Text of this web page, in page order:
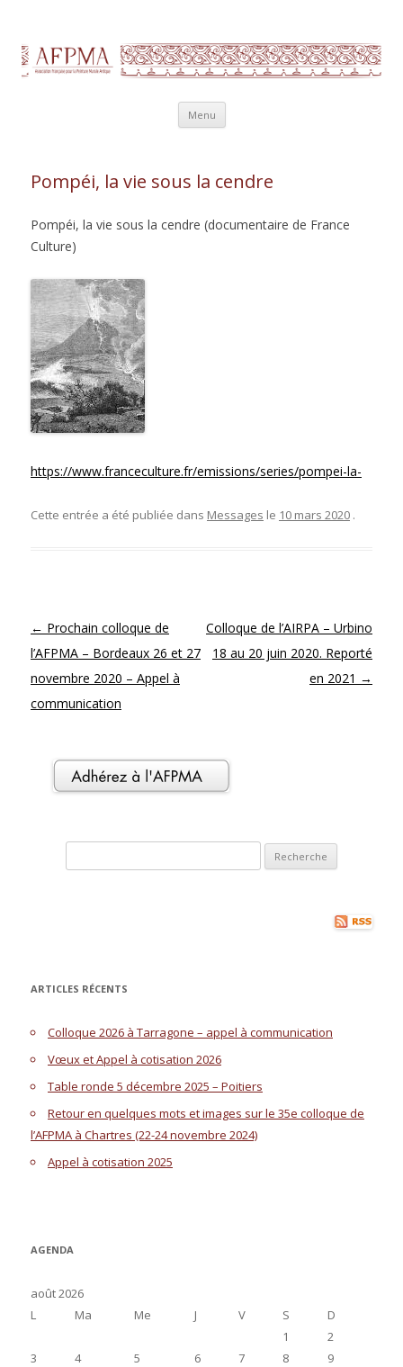
la peinture murale antique
fresques, stucs, peintures murales.
Menu Aller au contenu principal
Pompéi, la vie sous la cendre
Pompéi, la vie sous la cendre (documentaire de France
Culture)
https://www.franceculture.fr/emissions/series/pompei-la-
Cette entrée a été publiée dans Messages le 10 mars 2020 .
Navigation des articles
← Prochain colloque de
l’AFPMA – Bordeaux 26 et 27
novembre 2020 – Appel à
communication
Colloque de l’AIRPA – Urbino
18 au 20 juin 2020. Reporté
en 2021 →
ARTICLES RÉCENTS
Colloque 2026 à Tarragone – appel à communication
Vœux et Appel à cotisation 2026
Table ronde 5 décembre 2025 – Poitiers
Retour en quelques mots et images sur le 35e colloque de
l’AFPMA à Chartres (22-24 novembre 2024)
Appel à cotisation 2025
AGENDA
août 2026
L
Ma Me J V S D
1
2
3
4 5 6 7 8
9